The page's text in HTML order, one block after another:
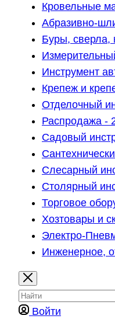
Кровельные
Абразивно-
Буры, сверла,
Инструмент
Крепеж и
Отделочный
Распродажа -
Садовый
Слесарный
Столярный
Торговое
Хозтовары и
Электро-
Инженерное,
Войти